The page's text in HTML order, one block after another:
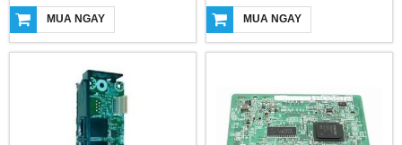
MUA NGAY MUA NGAY